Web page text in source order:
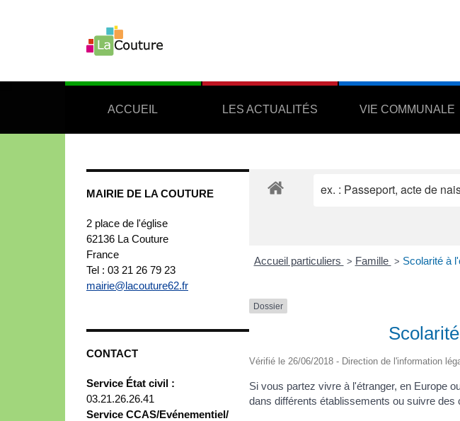
ACCUEIL LES ACTUALITÉS VIE COMMUNALE
MAIRIE DE LA COUTURE
2 place de l'église
62136 La Couture
France
Tel : 03 21 26 79 23
mairie@lacouture62.fr
CONTACT
Service État civil :
03.21.26.26.41
Service CCAS/Evénementiel/
Accueil particuliers > Famille > Scolarité à
Dossier
Vérifié le 26/06/2018 - Direction de l'information
Si vous partez vivre à l'étranger, en Europe
dans différents établissements ou suivre des